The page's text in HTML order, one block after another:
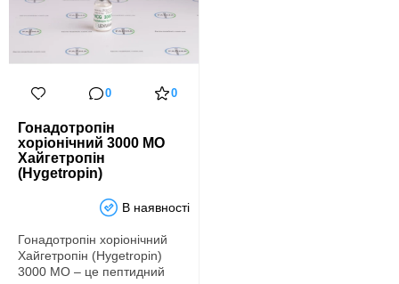
0 0
Гонадотропін
хоріонічний 3000 МО
Хайгетропін
(Hygetropin)
В наявності
Гонадотропін хоріонічний
Хайгетропін (Hygetropin)
3000 МО – це пептидний